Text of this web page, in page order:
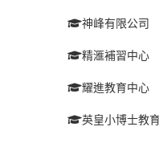
神峰有限公司
精滙補習中心
耀進教育中心
英皇小博士教